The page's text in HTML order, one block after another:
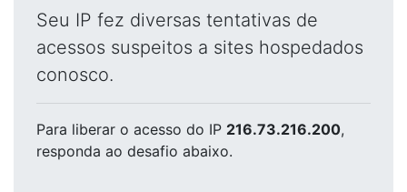
Seu IP fez diversas tentativas de
acessos suspeitos a sites hospedados
conosco.
Para liberar o acesso do IP 216.73.216.200,
responda ao desafio abaixo.